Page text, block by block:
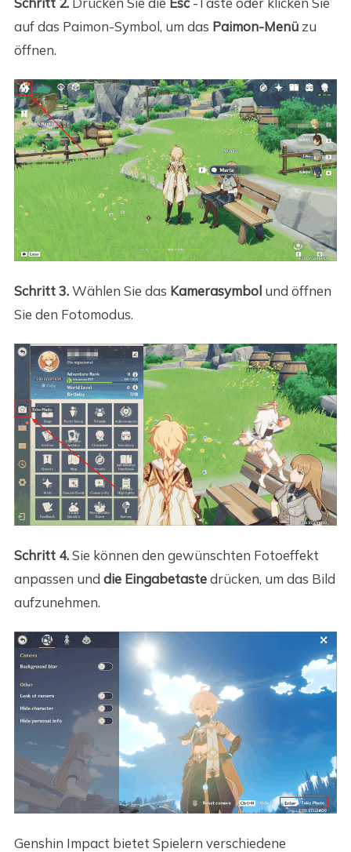
auf das Paimon-Symbol, um das Paimon-Menüzu
öffnen.
Schritt 3.Wählen Sie das Kamerasymbolund öffnen
Sie den Fotomodus.
Schritt 4.Sie können den gewünschten Fotoeffekt
anpassen und die Eingabetastedrücken, um das Bild
aufzunehmen.
Genshin Impact bietet Spielern verschiedene